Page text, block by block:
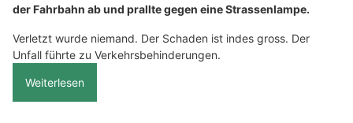
der Fahrbahn ab und prallte gegen eine Strassenlampe.
Verletzt wurde niemand. Der Schaden ist indes gross. Der
Unfall führte zu Verkehrsbehinderungen.
Weiterlesen